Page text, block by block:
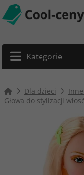
Kategorie
Dla dzieci
Głowa do stylizacji